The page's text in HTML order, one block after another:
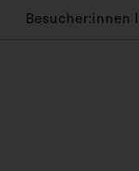
Besucher:innen